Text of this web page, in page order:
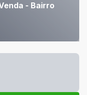
- Bairro